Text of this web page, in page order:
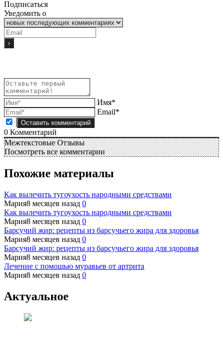
Подписаться
Уведомить о
Имя*
Email*
0 Комментарий
Межтекстовые Отзывы
Посмотреть все комментарии
Похожие материалы
Как вылечить тугоухость народными средствами
Мария8 месяцев назад 0
Как вылечить тугоухость народными средствами
Мария8 месяцев назад 0
Барсучий жир: рецепты из барсучьего жира для здоровья
Мария8 месяцев назад 0
Барсучий жир: рецепты из барсучьего жира для здоровья
Мария8 месяцев назад 0
Лечение с помощью муравьев от артрита
Мария8 месяцев назад 0
Актуальное